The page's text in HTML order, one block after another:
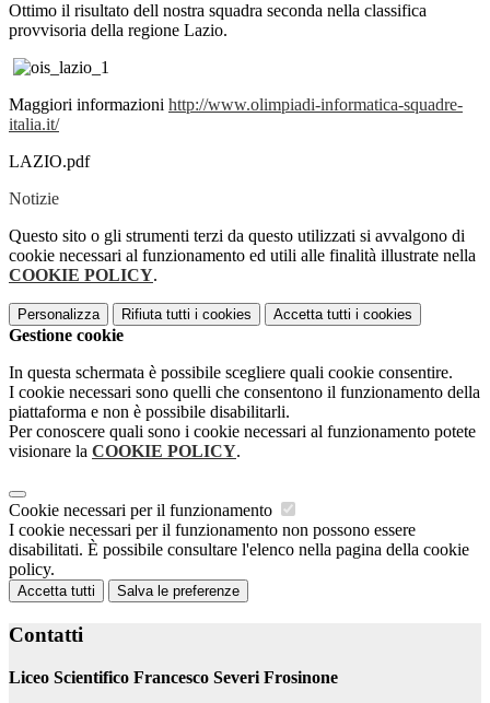
Ottimo il risultato dell nostra squadra seconda nella classifica
provvisoria della regione Lazio.
Maggiori informazioni http://www.olimpiadi-informatica-squadre-
italia.it/
LAZIO.pdf
Notizie
Questo sito o gli strumenti terzi da questo utilizzati si avvalgono di
cookie necessari al funzionamento ed utili alle finalità illustrate nella
COOKIE POLICY.
Personalizza Rifiuta tutti i cookies Accetta tutti i cookies
Gestione cookie
In questa schermata è possibile scegliere quali cookie consentire.
I cookie necessari sono quelli che consentono il funzionamento della
piattaforma e non è possibile disabilitarli.
Per conoscere quali sono i cookie necessari al funzionamento potete
visionare la COOKIE POLICY.
Cookie necessari per il funzionamento
I cookie necessari per il funzionamento non possono essere
disabilitati. È possibile consultare l'elenco nella pagina della cookie
policy.
Accetta tutti Salva le preferenze
Contatti
Liceo Scientifico Francesco Severi Frosinone